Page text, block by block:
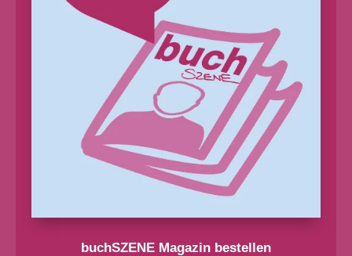
buchSZENE Magazin bestellen